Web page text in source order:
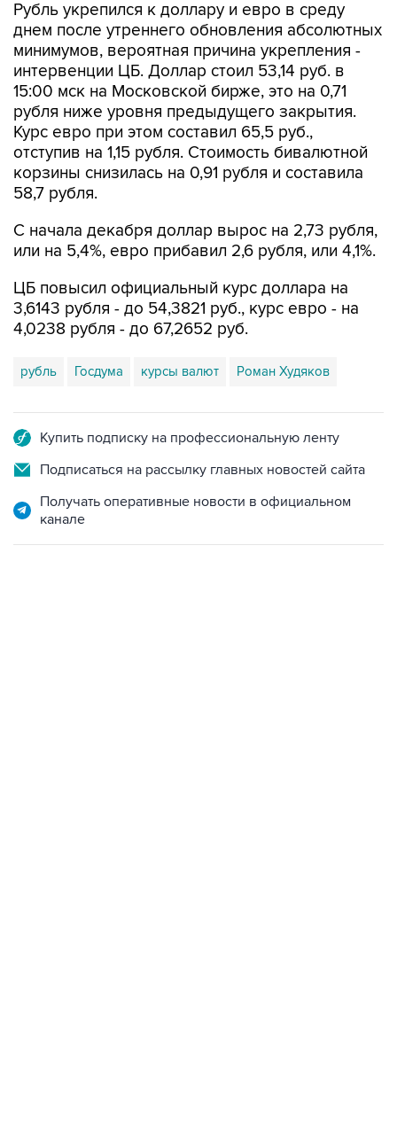
Рубль укрепился к доллару и евро в среду
днем после утреннего обновления абсолютных
минимумов, вероятная причина укрепления -
интервенции ЦБ. Доллар стоил 53,14 руб. в
15:00 мск на Московской бирже, это на 0,71
рубля ниже уровня предыдущего закрытия.
Курс евро при этом составил 65,5 руб.,
отступив на 1,15 рубля. Стоимость бивалютной
корзины снизилась на 0,91 рубля и составила
58,7 рубля.
С начала декабря доллар вырос на 2,73 рубля,
или на 5,4%, евро прибавил 2,6 рубля, или 4,1%.
ЦБ повысил официальный курс доллара на
3,6143 рубля - до 54,3821 руб., курс евро - на
4,0238 рубля - до 67,2652 руб.
рубль Госдума курсы валют Роман Худяков
Купить подписку на профессиональную ленту
Подписаться на рассылку главных новостей сайта
Получать оперативные новости в официальном
канале